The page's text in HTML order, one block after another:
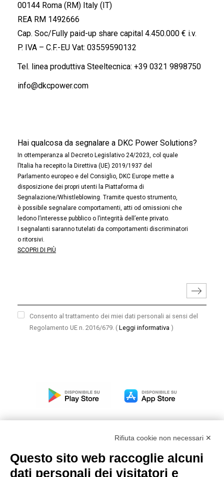
00144 Roma (RM) Italy (IT)
REA RM 1492666
Cap. Soc/Fully paid-up share capital 4.450.000 € i.v.
P. IVA – C.F.-EU Vat: 03559590132
Tel. linea produttiva Steeltecnica: +39 0321 9898750
info@dkcpower.com
Hai qualcosa da segnalare a DKC Power Solutions?
In ottemperanza al Decreto Legislativo 24/2023, col quale
l’Italia ha recepito la Direttiva (UE) 2019/1937 del
Parlamento europeo e del Consiglio, DKC Europe mette a
disposizione dei propri utenti la Piattaforma di
Segnalazione/Whistleblowing. Tramite questo strumento,
è possibile segnalare comportamenti, atti od omissioni che
ledono l’interesse pubblico o l’integrità dell’ente privato.
I segnalanti saranno tutelati da comportamenti discriminatori
o ritorsivi.
SCOPRI DI PIÙ
Consento al trattamento dei miei dati personali ai sensi del
Regolamento UE n. 2016/679. ( Leggi informativa )
Modello organizzativo, gestione e controllo – D. lgs.
231/2001
Rifiuta cookie non necessari ✕
Questo sito web raccoglie alcuni
dati personali dei visitatori e